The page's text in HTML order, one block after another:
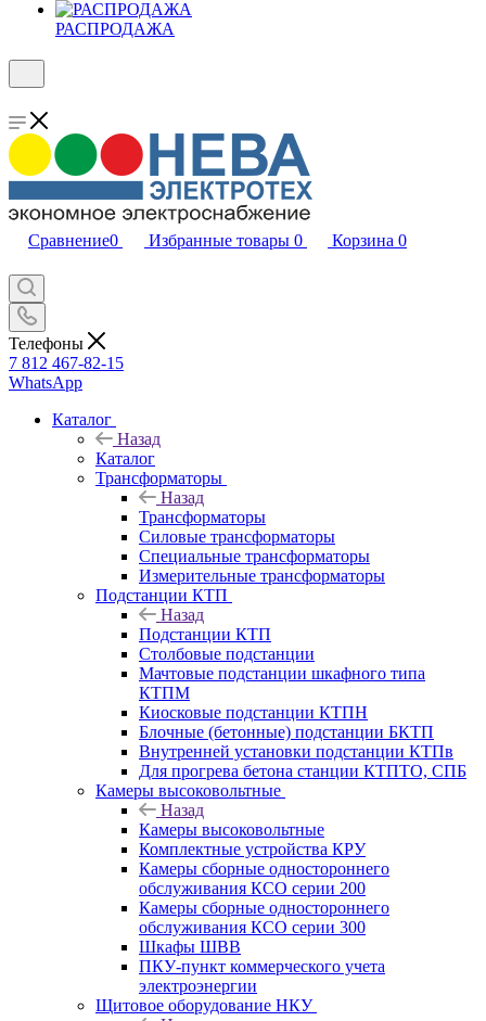
РАСПРОДАЖА
Сравнение0 Избранные товары 0 Корзина 0
Телефоны
7 812 467-82-15
WhatsApp
Каталог
Назад
Каталог
Трансформаторы
Назад
Трансформаторы
Силовые трансформаторы
Специальные трансформаторы
Измерительные трансформаторы
Подстанции КТП
Назад
Подстанции КТП
Столбовые подстанции
Мачтовые подстанции шкафного типа
КТПМ
Киосковые подстанции КТПН
Блочные (бетонные) подстанции БКТП
Внутренней установки подстанции КТПв
Для прогрева бетона станции КТПТО, СПБ
Камеры высоковольтные
Назад
Камеры высоковольтные
Комплектные устройства КРУ
Камеры сборные одностороннего
обслуживания КСО серии 200
Камеры сборные одностороннего
обслуживания КСО серии 300
Шкафы ШВВ
ПКУ-пункт коммерческого учета
электроэнергии
Щитовое оборудование НКУ